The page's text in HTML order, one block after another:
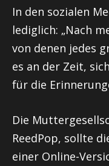
In den sozialen
lediglich: „Nach
von denen jedes
es an der Zeit,
für die
Die
ReedPop, sollte
einer Online-